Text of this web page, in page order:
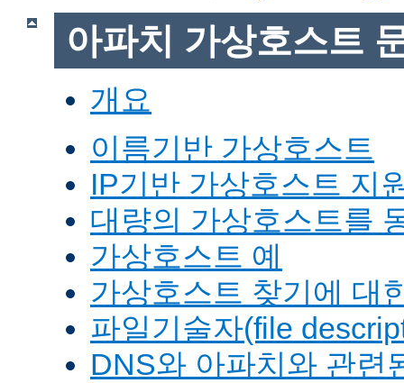
아파치 가상호스트
개요
이름기반 가상호스트
IP기반 가상호스트 지
대량의 가상호스트를
가상호스트 예
가상호스트 찾기에 대
파일기술자(file
DNS와 아파치와 관련